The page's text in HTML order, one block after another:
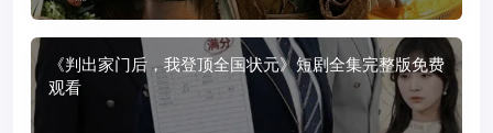
《判出家门后，我登顶全国状元》短剧全集完整版免费
观看